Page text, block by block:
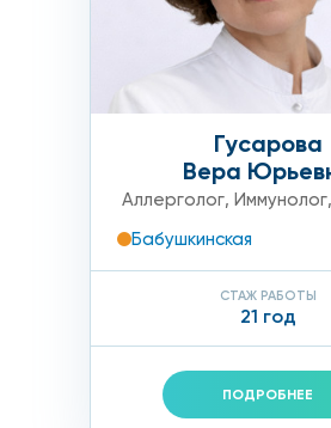
красную волчанку, миастении).
к врачу
заболевания ЛОР-органов.
Гусарова
Вера
Аллерголог, Иммунолог,
Бабушкинская
СТАЖ РАБОТЫ
21 год
ПОДРОБНЕЕ